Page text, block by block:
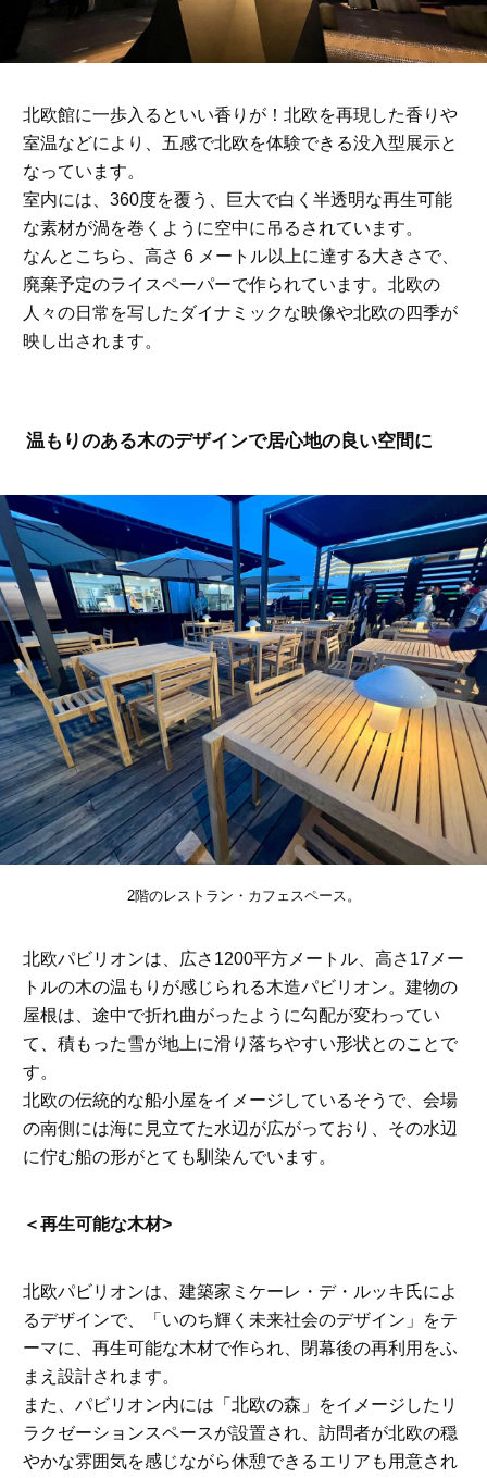
北欧館に一歩入るといい香りが！北欧を再現した香りや
室温などにより、五感で北欧を体験できる没入型展示と
なっています。
室内には、360度を覆う、巨大で白く半透明な再生可能
な素材が渦を巻くように空中に吊るされています。
なんとこちら、高さ 6 メートル以上に達する大きさで、
廃棄予定のライスペーパーで作られています。北欧の
人々の日常を写したダイナミックな映像や北欧の四季が
映し出されます。
温もりのある木のデザインで居心地の良い空間に
2階のレストラン・カフェスペース。
北欧パビリオンは、広さ1200平方メートル、高さ17メー
トルの木の温もりが感じられる木造パビリオン。建物の
屋根は、途中で折れ曲がったように勾配が変わってい
て、積もった雪が地上に滑り落ちやすい形状とのことで
す。
北欧の伝統的な船小屋をイメージしているそうで、会場
の南側には海に見立てた水辺が広がっており、その水辺
に佇む船の形がとても馴染んでいます。
＜再生可能な木材>
北欧パビリオンは、建築家ミケーレ・デ・ルッキ氏によ
るデザインで、「いのち輝く未来社会のデザイン」をテ
ーマに、再生可能な木材で作られ、閉幕後の再利用をふ
まえ設計されます。
また、パビリオン内には「北欧の森」をイメージしたリ
ラクゼーションスペースが設置され、訪問者が北欧の穏
やかな雰囲気を感じながら休憩できるエリアも用意され